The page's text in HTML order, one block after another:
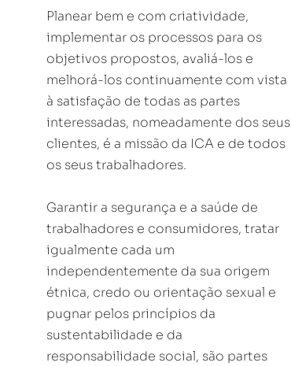
Planear bem e com criatividade,
implementar os processos para os
objetivos propostos, avaliá-los e
melhorá-los continuamente com vista
à satisfação de todas as partes
interessadas, nomeadamente dos seus
clientes, é a missão da ICA e de todos
os seus trabalhadores.
Garantir a segurança e a saúde de
trabalhadores e consumidores, tratar
igualmente cada um
independentemente da sua origem
étnica, credo ou orientação sexual e
pugnar pelos princípios da
sustentabilidade e da
responsabilidade social, são partes